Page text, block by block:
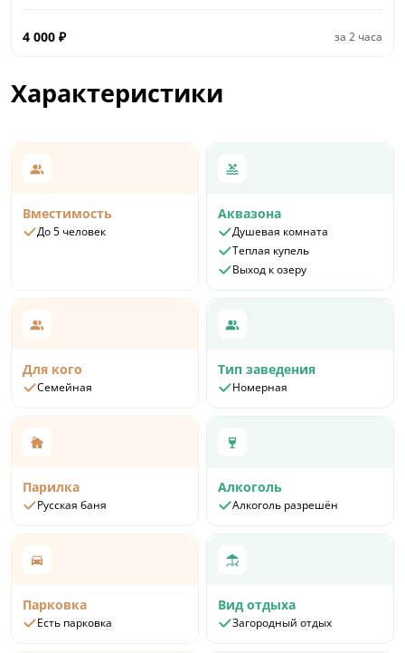
4 000 ₽ за 2 часа
Характеристики
Вместимость
До 5 человек
Аквазона
Душевая комната
Теплая купель
Выход к озеру
Для кого
Семейная
Тип заведения
Номерная
Парилка
Русская баня
Алкоголь
Алкоголь разрешён
Парковка
Есть парковка
Вид отдыха
Загородный отдых